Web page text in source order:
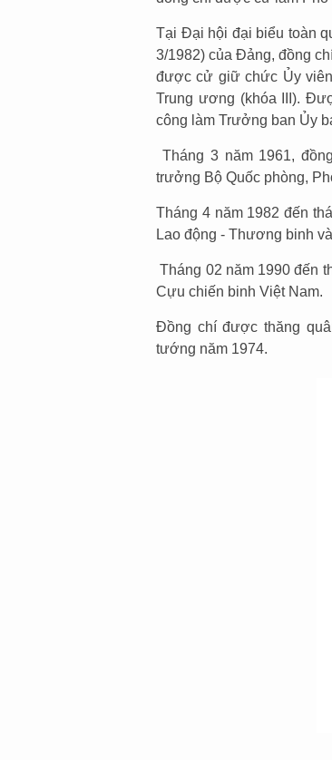
Tại Đại hội đại biểu toàn
3/1982) của Đảng, đồng
được cử giữ chức Ủy
Trung ương (khóa III).
công làm Trưởng ban Ủy
Tháng 3 năm 1961,
trưởng Bộ Quốc phòng,
Tháng 4 năm 1982 đến
Lao động - Thương binh
Tháng 02 năm 1990 đến
Cựu chiến binh Việt Nam.
Đồng chí được thăng
tướng năm 1974.